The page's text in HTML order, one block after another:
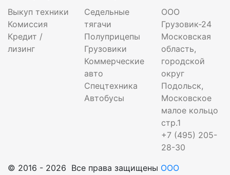
Выкуп техники
Комиссия
Кредит /
лизинг
Седельные
тягачи
Полуприцепы
Грузовики
Коммерческие
авто
Спецтехника
Автобусы
ООО
Грузовик-24
Московская
область,
городской
округ
Подольск,
Московское
малое кольцо
стр.1
+7 (495) 205-
28-30
© 2016 - 2026 Все права защищены ООО